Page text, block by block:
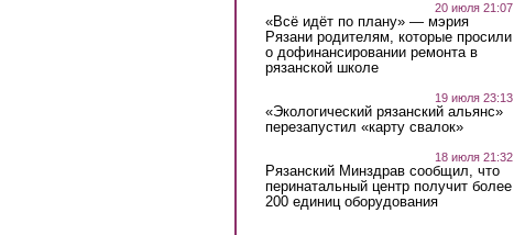
20 июля 21:07
«Всё идёт по плану» — мэрия
Рязани родителям, которые просили
о дофинансировании ремонта в
рязанской школе
19 июля 23:13
«Экологический рязанский альянс»
перезапустил «карту свалок»
18 июля 21:32
Рязанский Минздрав сообщил, что
перинатальный центр получит более
200 единиц оборудования